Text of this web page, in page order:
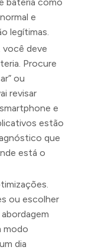
e
legítimas.
você deve
Procure
ou
revisar
e
estão
que
está o
ou escolher
modo
dia